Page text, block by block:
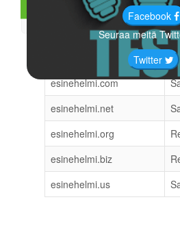
Domainin saatavuus
esinehelmi.com
esinehelmi.net
esinehelmi.org
esinehelmi.biz
esinehelmi.us
Facebook
Seuraa meitä
Twitter